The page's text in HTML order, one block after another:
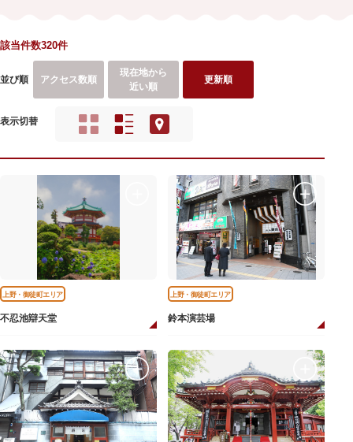
該当件数320件
並び順 アクセス数順
現在地から
近い順
更新順
表示切替
上野・御徒町エリア
不忍池辯天堂
上野・御徒町エリア
鈴本演芸場